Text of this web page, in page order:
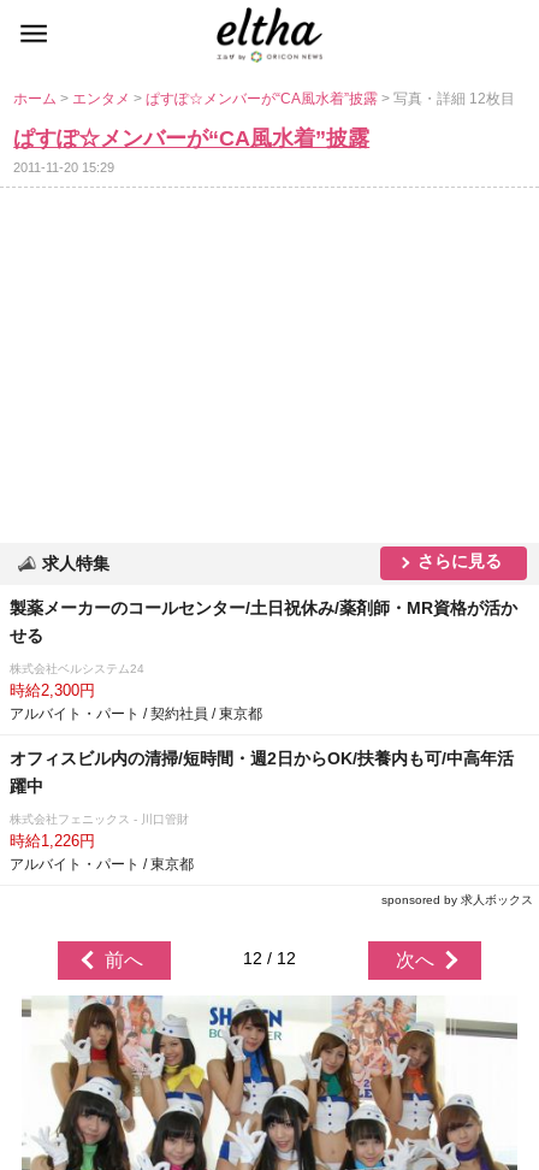
ホーム> エンタメ>ぱすぽ☆メンバーが“CA風水着”披露> 写真・詳細 12枚目
ぱすぽ☆メンバーが“CA風水着”披露
2011-11-20 15:29
求人特集 さらに見る
製薬メーカーのコールセンター/土日祝休み/薬剤師・MR資格が活か
せる
株式会社ベルシステム24
時給2,300円
アルバイト・パート / 契約社員 / 東京都
オフィスビル内の清掃/短時間・週2日からOK/扶養内も可/中高年活
躍中
株式会社フェニックス - 川口管財
時給1,226円
アルバイト・パート / 東京都
sponsored by 求人ボックス
前へ 12 / 12 次へ